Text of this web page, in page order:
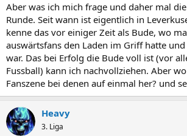
Aber was ich mich frage und daher mal
Runde. Seit wann ist eigentlich in
kenne das vor einiger Zeit als Bude, wo
auswärtsfans den Laden im Griff hatte
war. Das bei Erfolg die Bude voll ist (vor
Fussball) kann ich nachvollziehen. Aber
Fanszene bei denen auf einmal her? und
Heavy
3. Liga